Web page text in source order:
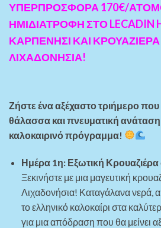
ΥΠΕΡΠΡΟΣΦΟΡΑ 170€/
ΗΜΙΔΙΑΤΡΟΦΗ ΣΤΟ LECADIN
ΚΑΡΠΕΝΗΣΙ ΚΑΙ
ΛΙΧΑΔΟΝΗΣΙΑ!
Ζήστε ένα αξέχαστο τριήμερο
θάλασσα και πνευματική ανάταση
καλοκαιρινό πρόγραμμα!
Ημέρα 1η: Εξωτική
Ξεκινήστε με μια μαγευτική
Λιχαδονήσια! Καταγάλανα νερά,
το ελληνικό καλοκαίρι στα
για μια απόδραση που θα μείνει